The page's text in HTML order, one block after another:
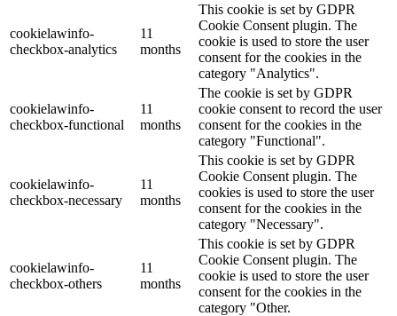
cookielawinfo-
checkbox-analytics
11
months
This cookie is set by GDPR
Cookie Consent plugin. The
cookie is used to store the user
consent for the cookies in the
category "Analytics".
cookielawinfo-
checkbox-functional
11
months
The cookie is set by GDPR
cookie consent to record the user
consent for the cookies in the
category "Functional".
cookielawinfo-
checkbox-necessary
11
months
This cookie is set by GDPR
Cookie Consent plugin. The
cookies is used to store the user
consent for the cookies in the
category "Necessary".
cookielawinfo-
checkbox-others
11
months
This cookie is set by GDPR
Cookie Consent plugin. The
cookie is used to store the user
consent for the cookies in the
category "Other.